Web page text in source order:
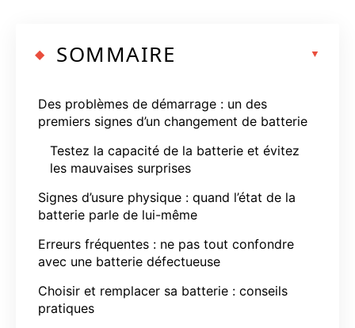
SOMMAIRE
Des problèmes de démarrage : un des
premiers signes d’un changement de batterie
Testez la capacité de la batterie et évitez
les mauvaises surprises
Signes d’usure physique : quand l’état de la
batterie parle de lui-même
Erreurs fréquentes : ne pas tout confondre
avec une batterie défectueuse
Choisir et remplacer sa batterie : conseils
pratiques